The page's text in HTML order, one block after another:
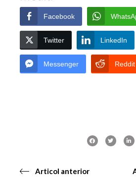
Facebook
Twitter LinkedIn
Messenger Reddit
Articol anterior